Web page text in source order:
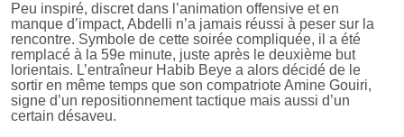
Peu inspiré, discret dans l’animation offensive et en
manque d’impact, Abdelli n’a jamais réussi à peser sur la
rencontre. Symbole de cette soirée compliquée, il a été
remplacé à la 59e minute, juste après le deuxième but
lorientais. L’entraîneur Habib Beye a alors décidé de le
sortir en même temps que son compatriote Amine Gouiri,
signe d’un repositionnement tactique mais aussi d’un
certain désaveu.